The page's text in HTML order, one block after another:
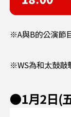
※A與B的公演節
※WS為和太鼓敲
●1月2日(